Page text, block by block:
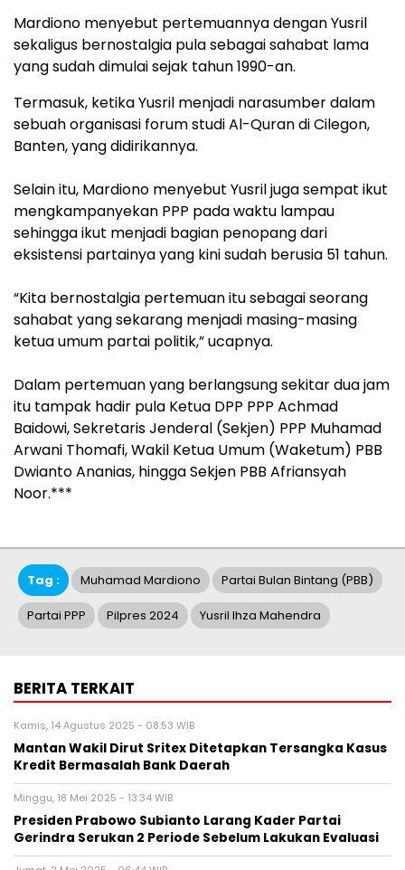
Mardiono menyebut pertemuannya dengan Yusril
sekaligus bernostalgia pula sebagai sahabat lama
yang sudah dimulai sejak tahun 1990-an.
Termasuk, ketika Yusril menjadi narasumber dalam
sebuah organisasi forum studi Al-Quran di Cilegon,
Banten, yang didirikannya.
Selain itu, Mardiono menyebut Yusril juga sempat ikut
mengkampanyekan PPP pada waktu lampau
sehingga ikut menjadi bagian penopang dari
eksistensi partainya yang kini sudah berusia 51 tahun.
“Kita bernostalgia pertemuan itu sebagai seorang
sahabat yang sekarang menjadi masing-masing
ketua umum partai politik,” ucapnya.
Dalam pertemuan yang berlangsung sekitar dua jam
itu tampak hadir pula Ketua DPP PPP Achmad
Baidowi, Sekretaris Jenderal (Sekjen) PPP Muhamad
Arwani Thomafi, Wakil Ketua Umum (Waketum) PBB
Dwianto Ananias, hingga Sekjen PBB Afriansyah
Noor.***
Tag : Muhamad Mardiono Partai Bulan Bintang (PBB)
Partai PPP Pilpres 2024 Yusril Ihza Mahendra
BERITA TERKAIT
Kamis, 14 Agustus 2025 - 08:53 WIB
Mantan Wakil Dirut Sritex Ditetapkan Tersangka Kasus
Kredit Bermasalah Bank Daerah
Minggu, 18 Mei 2025 - 13:34 WIB
Presiden Prabowo Subianto Larang Kader Partai
Gerindra Serukan 2 Periode Sebelum Lakukan Evaluasi